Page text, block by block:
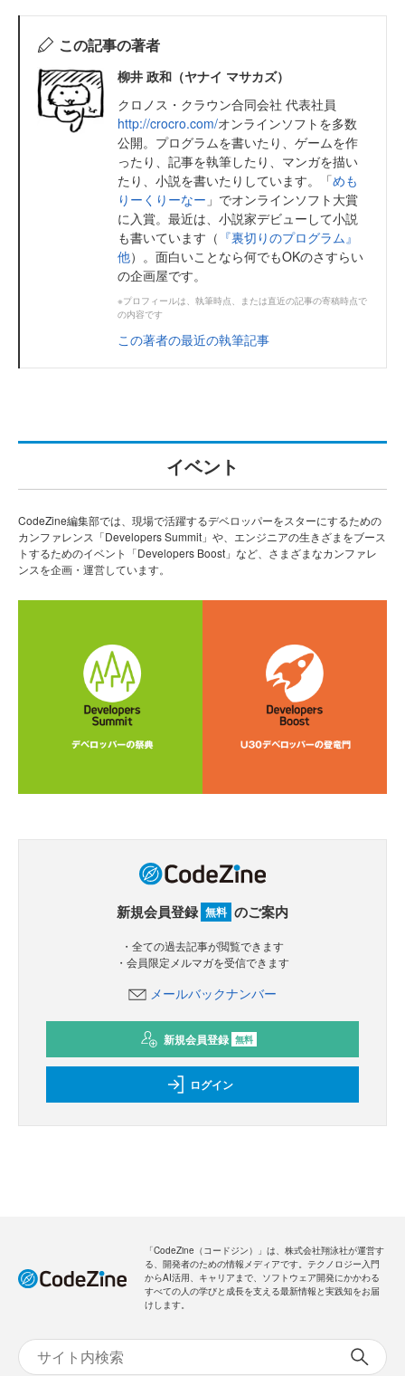
この記事の著者
柳井 政和（ヤナイ マサカズ）
クロノス・クラウン合同会社 代表社員
http://crocro.com/オンラインソフトを多数
公開。プログラムを書いたり、ゲームを作
ったり、記事を執筆したり、マンガを描い
たり、小説を書いたりしています。「めも
りーくりーなー 」でオンラインソフト大賞
に入賞。最近は、小説家デビューして小説
も書いています（ 『裏切りのプログラム』
他）。面白いことなら何でもOKのさすらい
の企画屋です。
※プロフィールは、執筆時点、または直近の記事の寄稿時点で
の内容です
この著者の最近の執筆記事
イベント
CodeZine編集部では、現場で活躍するデベロッパーをスターにするための
カンファレンス「Developers Summit」や、エンジニアの生きざまをブース
トするためのイベント「Developers Boost」など、さまざまなカンファレ
ンスを企画・運営しています。
新規会員登録 無料 のご案内
・全ての過去記事が閲覧できます
・会員限定メルマガを受信できます
メールバックナンバー
新規会員登録 無料
ログイン
「CodeZine（コードジン）」は、株式会社翔泳社が運営す
る、開発者のための情報メディアです。テクノロジー入門
からAI活用、キャリアまで、ソフトウェア開発にかかわる
すべての人の学びと成長を支える最新情報と実践知をお届
けします。